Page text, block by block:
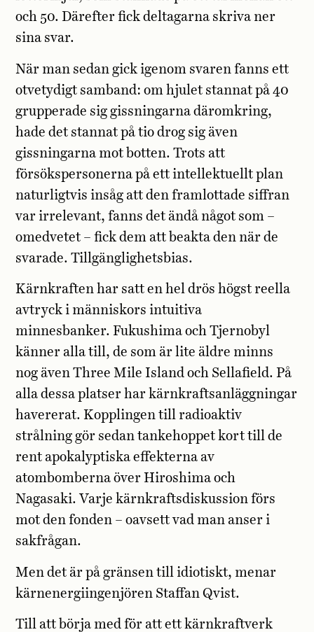
och 50. Därefter fick deltagarna skriva ner
sina svar.
När man sedan gick igenom svaren fanns ett
otvetydigt samband: om hjulet stannat på 40
grupperade sig gissningarna däromkring,
hade det stannat på tio drog sig även
gissningarna mot botten. Trots att
försökspersonerna på ett intellektuellt plan
naturligtvis insåg att den framlottade siffran
var irrelevant, fanns det ändå något som –
omedvetet – fick dem att beakta den när de
svarade. Tillgänglighetsbias.
Kärnkraften har satt en hel drös högst reella
avtryck i människors intuitiva
minnesbanker. Fukushima och Tjernobyl
känner alla till, de som är lite äldre minns
nog även Three Mile Island och Sellafield. På
alla dessa platser har kärnkraftsanläggningar
havererat. Kopplingen till radioaktiv
strålning gör sedan tankehoppet kort till de
rent apokalyptiska effekterna av
atombomberna över Hiroshima och
Nagasaki. Varje kärnkraftsdiskussion förs
mot den fonden – oavsett vad man anser i
sakfrågan.
Men det är på gränsen till idiotiskt, menar
kärnenergiingenjören Staffan Qvist.
Till att börja med för att ett kärnkraftverk